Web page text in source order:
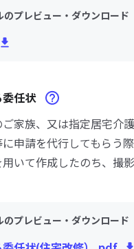
のプレビュー・ダウンロード
任状
家族、又は指定居宅介
申請を代行してもらう
いて作成したのち、撮
のプレビュー・ダウンロード